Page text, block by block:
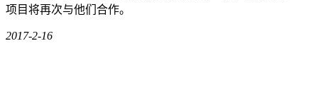
项目将再次与他们合作。
2017-2-16